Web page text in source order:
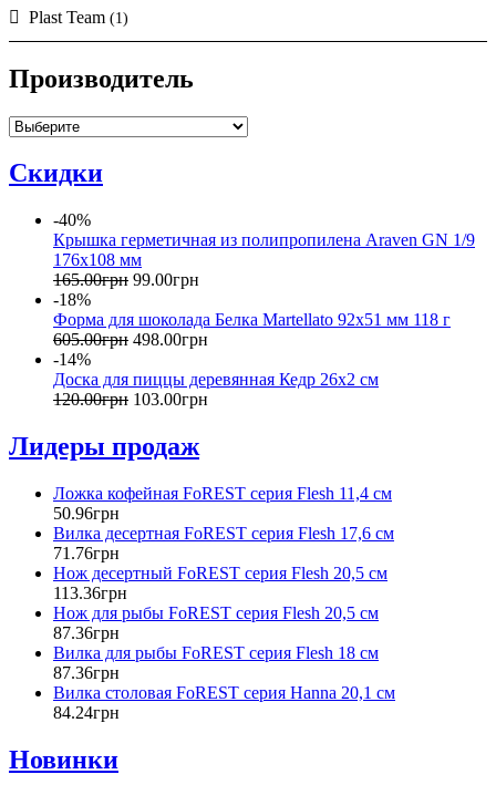
Plast Team (1)
Производитель
Скидки
-40%
Крышка герметичная из полипропилена Araven GN 1/9
176х108 мм
165.00грн 99.00грн
-18%
Форма для шоколада Белка Martellato 92x51 мм 118 г
605.00грн 498.00грн
-14%
Доска для пиццы деревянная Кедр 26х2 см
120.00грн 103.00грн
Лидеры продаж
Ложка кофейная FoREST серия Flesh 11,4 см
50.96грн
Вилка десертная FoREST серия Flesh 17,6 см
71 .76грн
Нож десертный FoREST серия Flesh 20,5 см
113.36грн
Нож для рыбы FoREST серия Flesh 20,5 см
87.36грн
Вилка для рыбы FoREST серия Flesh 18 см
87.36грн
Вилка столовая FoREST серия Hanna 20,1 см
84.24грн
Новинки